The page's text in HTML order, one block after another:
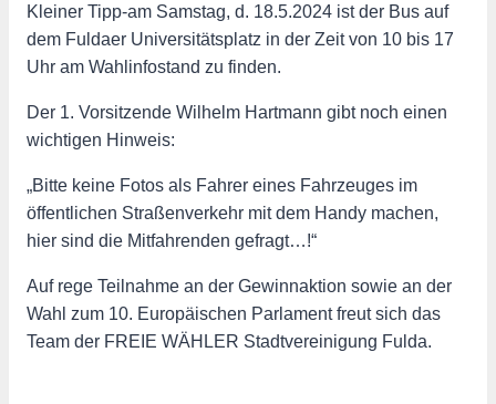
Kleiner Tipp-am Samstag, d. 18.5.2024 ist der Bus auf
dem Fuldaer Universitätsplatz in der Zeit von 10 bis 17
Uhr am Wahlinfostand zu finden.
Der 1. Vorsitzende Wilhelm Hartmann gibt noch einen
wichtigen Hinweis:
„Bitte keine Fotos als Fahrer eines Fahrzeuges im
öffentlichen Straßenverkehr mit dem Handy machen,
hier sind die Mitfahrenden gefragt…!“
Auf rege Teilnahme an der Gewinnaktion sowie an der
Wahl zum 10. Europäischen Parlament freut sich das
Team der FREIE WÄHLER Stadtvereinigung Fulda.